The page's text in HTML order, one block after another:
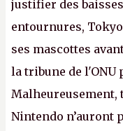
justifier des
entournures,
ses mascottes
la tribune de l'ONU
Malheureusement,
Nintendo n’auront